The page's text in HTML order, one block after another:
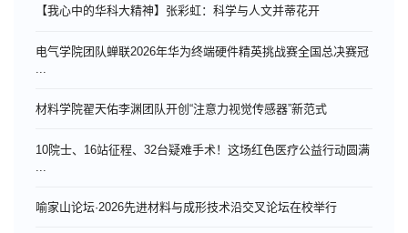
【我心中的华科大精神】张彩虹：科学与人文并蒂花开
电气学院团队蝉联2026年华为终端硬件精英挑战赛全国总决赛冠
材料学院翟天佑李渊团队开创“注意力视觉传感器”新范式
10院士、16站征程、32台疑难手术！这场红色医疗公益行动圆满
喻家山论坛·2026先进材料与成形技术沿交叉论坛在校举行